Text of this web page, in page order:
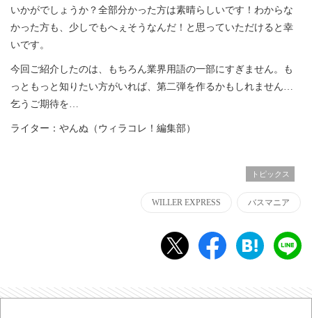
いかがでしょうか？全部分かった方は素晴らしいです！わからな
かった方も、少しでもへぇそうなんだ！と思っていただけると幸
いです。
今回ご紹介したのは、もちろん業界用語の一部にすぎません。も
っともっと知りたい方がいれば、第二弾を作るかもしれません…
乞うご期待を…
ライター：やんぬ（ウィラコレ！編集部）
トピックス
WILLER EXPRESS バスマニア